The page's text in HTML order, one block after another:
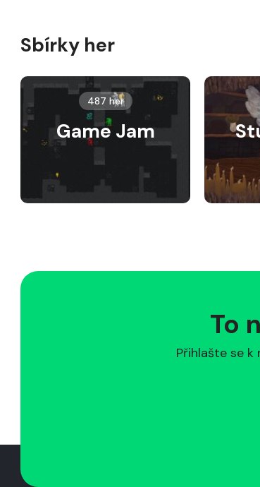
Sbírky her
487 her
Game Jam
To
Přihlašte se k